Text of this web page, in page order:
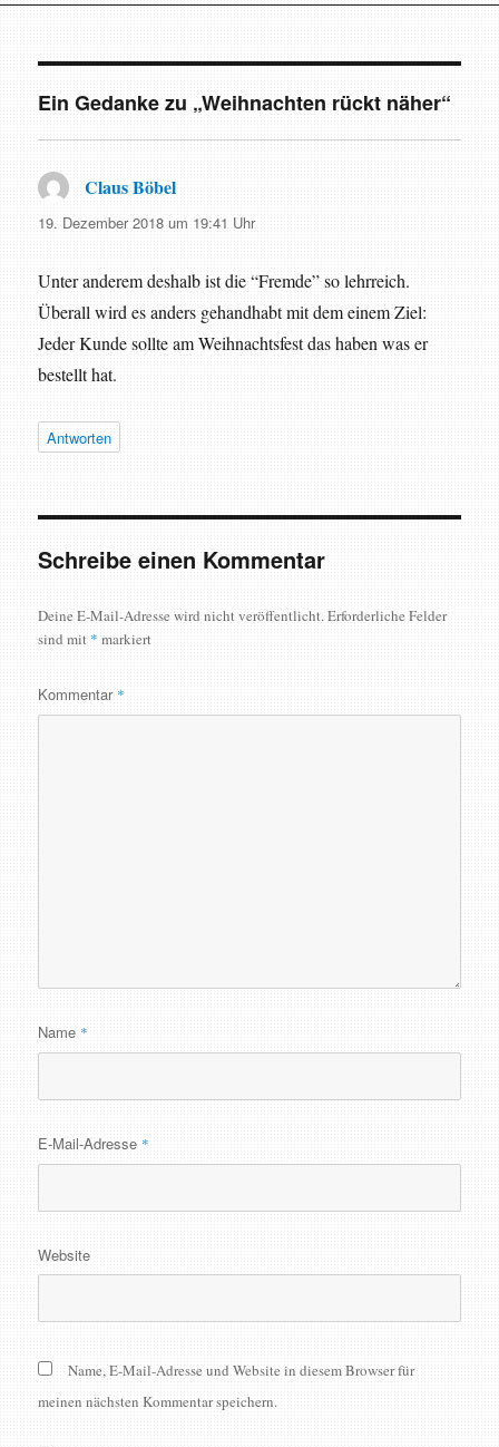
Ein Gedanke zu „Weihnachten rückt näher“
Claus Böbel
19. Dezember 2018 um 19:41 Uhr
Unter anderem deshalb ist die “Fremde” so lehrreich.
Überall wird es anders gehandhabt mit dem einem Ziel:
Jeder Kunde sollte am Weihnachtsfest das haben was er
bestellt hat.
Antworten
Schreibe einen Kommentar
Deine E-Mail-Adresse wird nicht veröffentlicht.Erforderliche Felder
sind mit * markiert
Kommentar *
Name *
E-Mail-Adresse *
Website
Name, E-Mail-Adresse und Website in diesem Browser für
meinen nächsten Kommentar speichern.